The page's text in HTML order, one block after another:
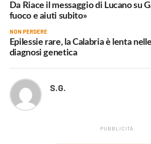
Da Riace il messaggio di Lucano su
fuoco e aiuti subito»
NON PERDERE
Epilessie rare, la Calabria è lenta
diagnosi genetica
S.G.
PUBBLICITÀ